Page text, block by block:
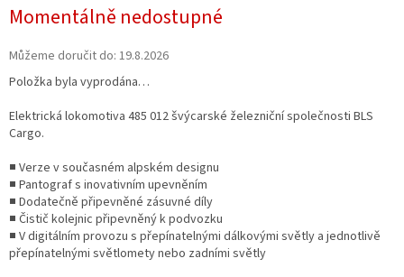
cena:
Momentálně nedostupné
Můžeme doručit do: 19.8.2026
Položka byla vyprodána…
Elektrická lokomotiva 485 012 švýcarské železniční společnosti BLS
Cargo.
■ Verze v současném alpském designu
■ Pantograf s inovativním upevněním
■ Dodatečně připevněné zásuvné díly
■ Čistič kolejnic připevněný k podvozku
■ V digitálním provozu s přepínatelnými dálkovými světly a jednotlivě
přepínatelnými světlomety nebo zadními světly